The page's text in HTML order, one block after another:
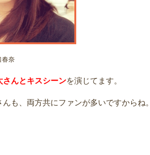
春奈
さんとキスシーンを演じてます。
も、両方共にファンが多いですからね。